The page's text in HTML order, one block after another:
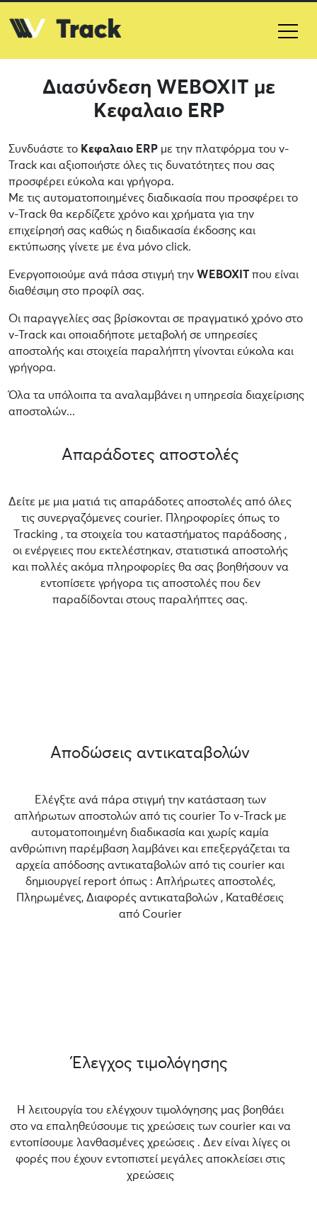
Διασύνδεση WEBOXIT με
Κεφαλαιο ERP
Συνδυάστε το Κεφαλαιο ERP με την πλατφόρμα του v-
Track και αξιοποιήστε όλες τις δυνατότητες που σας
προσφέρει εύκολα και γρήγορα.
Με τις αυτοματοποιημένες διαδικασία που προσφέρει το
v-Track θα κερδίζετε χρόνο και χρήματα για την
επιχείρησή σας καθώς η διαδικασία έκδοσης και
εκτύπωσης γίνετε με ένα μόνο click.
Ενεργοποιούμε ανά πάσα στιγμή την WEBOXIT που είναι
διαθέσιμη στο προφίλ σας.
Οι παραγγελίες σας βρίσκονται σε πραγματικό χρόνο στο
v-Track και οποιαδήποτε μεταβολή σε υπηρεσίες
αποστολής και στοιχεία παραλήπτη γίνονται εύκολα και
γρήγορα.
Όλα τα υπόλοιπα τα αναλαμβάνει η υπηρεσία διαχείρισης
αποστολών...
Απαράδοτες αποστολές
Δείτε με μια ματιά τις απαράδοτες αποστολές από όλες
τις συνεργαζόμενες courier. Πληροφορίες όπως το
Tracking , τα στοιχεία του καταστήματος παράδοσης ,
οι ενέργειες που εκτελέστηκαν, στατιστικά αποστολής
και πολλές ακόμα πληροφορίες θα σας βοηθήσουν να
εντοπίσετε γρήγορα τις αποστολές που δεν
παραδίδονται στους παραλήπτες σας.
Αποδώσεις αντικαταβολών
Ελέγξτε ανά πάρα στιγμή την κατάσταση των
απλήρωτων αποστολών από τις courier Το v-Track με
αυτοματοποιημένη διαδικασία και χωρίς καμία
ανθρώπινη παρέμβαση λαμβάνει και επεξεργάζεται τα
αρχεία απόδοσης αντικαταβολών από τις courier και
δημιουργεί report όπως : Απλήρωτες αποστολές,
Πληρωμένες, Διαφορές αντικαταβολών , Καταθέσεις
από Courier
Έλεγχος τιμολόγησης
Η λειτουργία του ελέγχουν τιμολόγησης μας βοηθάει
στο να επαληθεύσουμε τις χρεώσεις των courier και να
εντοπίσουμε λανθασμένες χρεώσεις . Δεν είναι λίγες οι
φορές που έχουν εντοπιστεί μεγάλες αποκλείσει στις
χρεώσεις